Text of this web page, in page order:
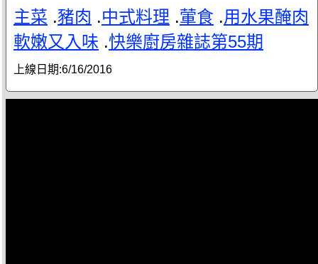
主菜 .豬肉 .中式料理 .葷食 .用水果醃肉
軟嫩又入味 .快樂廚房雜誌第55期
上線日期:6/16/2016